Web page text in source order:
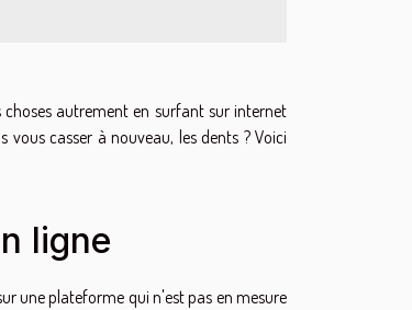
choses autrement en surfant sur internet
casser à nouveau, les dents ? Voici
ligne
une plateforme qui n'est pas en mesure